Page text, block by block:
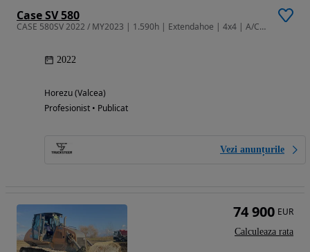
Case SV 580
CASE 580SV 2022 / MY2023 | 1.590h | Extendahoe | 4x4 | A/C | Ride Cont
2022
Horezu (Valcea)
Profesionist • Publicat
Vezi anunțurile
74 900 EUR
Calculeaza rata